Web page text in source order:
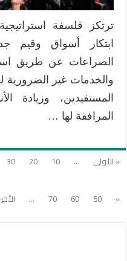
ترتكز فلسفة
ابتكار أسواق وقيم
الصراعات عن طريق
والخدمات غير الضرورية
المستفيدين، وزيادة
المرافقة لها …
« الأولى ...
10
20
30
»
50
60
70
...